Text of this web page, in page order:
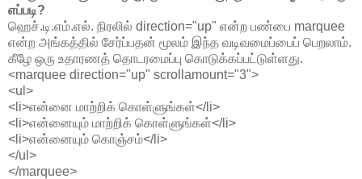
எப்படி?
ஹெச்.டி.எம்.எல். நிரலில் direction="up" என்ற பண்பை marquee
என்ற அங்கத்தில் சேர்ப்பதன் மூலம் இந்த வடிவமைப்பைப் பெறலாம்.
கீழே ஒரு உதாரணத் தொடரமைப்பு கொடுக்கப்பட்டுள்ளது.
<marquee direction="up" scrollamount="3">
<ul>
<li>என்னை மாற்றிக் கொள்ளுங்கள்</li>
<li>என்னையும் மாற்றிக் கொள்ளுங்கள்</li>
<li>என்னையும் கொஞ்சம்</li>
</ul>
</marquee>